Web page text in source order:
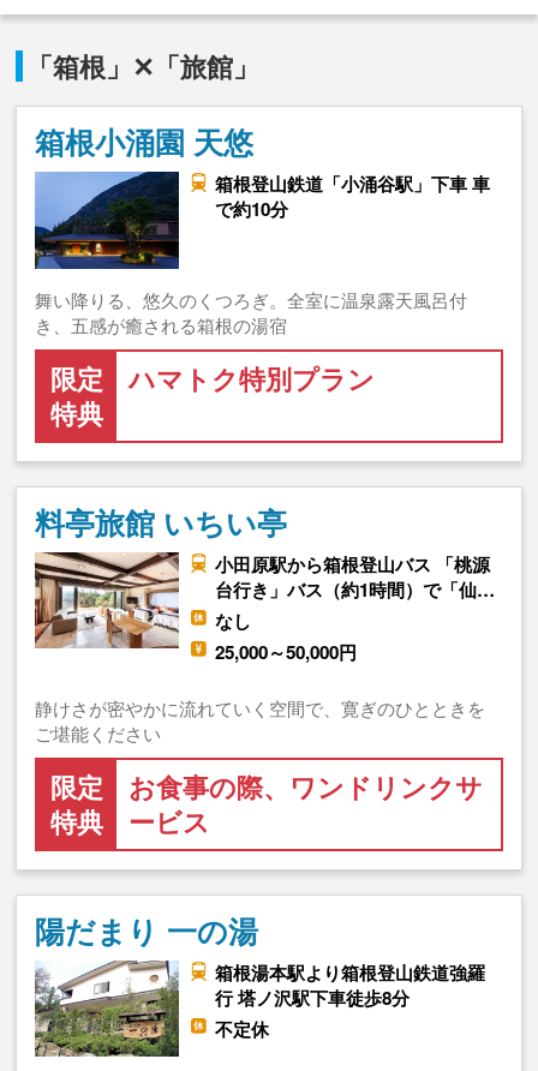
「箱根」✕「旅館」
箱根小涌園 天悠
箱根登山鉄道「小涌谷駅」下車 車
で約10分
舞い降りる、悠久のくつろぎ。全室に温泉露天風呂付
き、五感が癒される箱根の湯宿
限定
特典
ハマトク特別プラン
料亭旅館 いちい亭
小田原駅から箱根登山バス 「桃源
台行き」バス（約1時間）で「仙…
なし
25,000～50,000円
静けさが密やかに流れていく空間で、寛ぎのひとときを
ご堪能ください
限定
特典
お食事の際、ワンドリンクサ
ービス
陽だまり 一の湯
箱根湯本駅より箱根登山鉄道強羅
行 塔ノ沢駅下車徒歩8分
不定休